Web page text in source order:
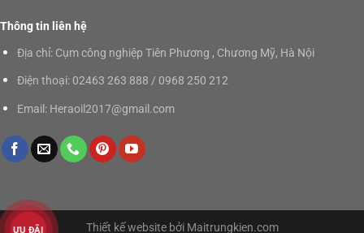
Thông tin liên hệ
Địa chỉ: Cụm công nghiệp Tiên Phương , Chương Mỹ, Hà Nội
Điện thoại: 02463 263 888 / 0968 250 212
Email: Heraoil2017@gmail.com
Thiết kế website bởi Maitrungkien.com
ƯU ĐÃI